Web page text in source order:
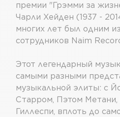
премии "Грэмми за
Чарли Хейден (1937 -
многих лет был одним
сотрудников Naim
Этот легендарный
самыми разными
музыкальной элиты: с
Старром, Пэтом
Гиллеспи, вплоть до